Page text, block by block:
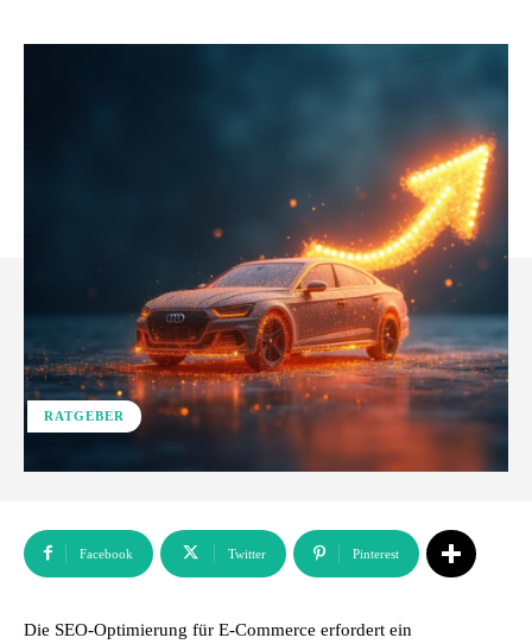
RATGEBER
Facebook Twitter Pinterest
Die SEO-Optimierung für E-Commerce erfordert ein